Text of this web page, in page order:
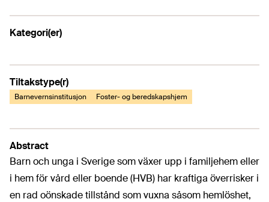
Kategori(er)
Tiltakstype(r)
Barnevernsinstitusjon Foster- og beredskapshjem
Abstract
Barn och unga i Sverige som växer upp i familjehem eller
i hem för vård eller boende (HVB) har kraftiga överrisker i
en rad oönskade tillstånd som vuxna såsom hemlöshet,